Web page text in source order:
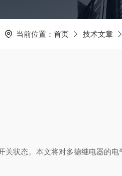
当前位置： 首页 技术文章
状态。本文将对多德继电器的